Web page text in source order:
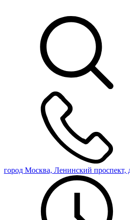
город Москва, Ленинский проспект,